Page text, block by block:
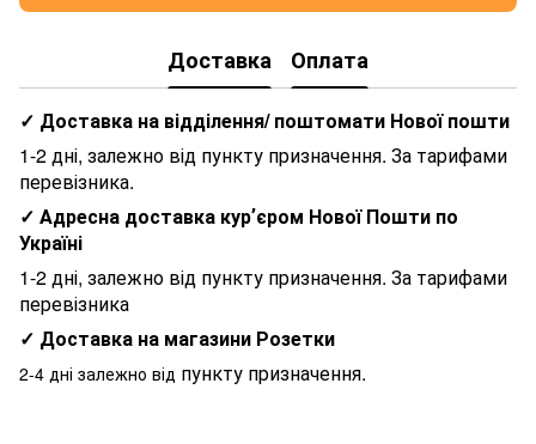
Доставка Оплата
✓ Доставка на відділення/ поштомати Нової пошти
1-2 дні, залежно від пункту призначення. За тарифами
перевізника.
✓ Адресна доставка курʼєром Нової Пошти по
Україні
1-2 дні, залежно від пункту призначення. За тарифами
перевізника
✓ Доставка на магазини Розетки
2-4 дні залежно від пункту призначення.